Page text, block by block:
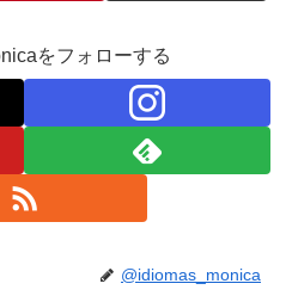
をフォローする
@idiomas_monica